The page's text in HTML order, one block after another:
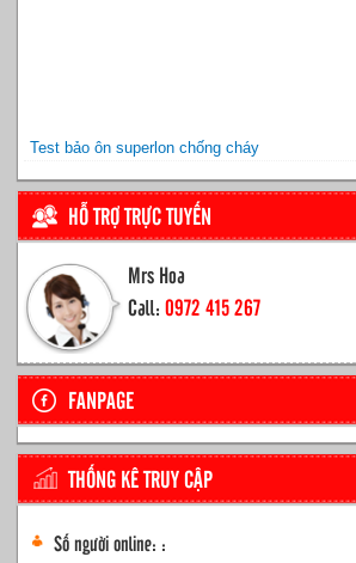
Test bảo ôn superlon chống cháy
HỖ TRỢ TRỰC TUYẾN
Mrs Hoa
Call: 0972 415 267
FANPAGE
THỐNG KÊ TRUY CẬP
Số người online: :